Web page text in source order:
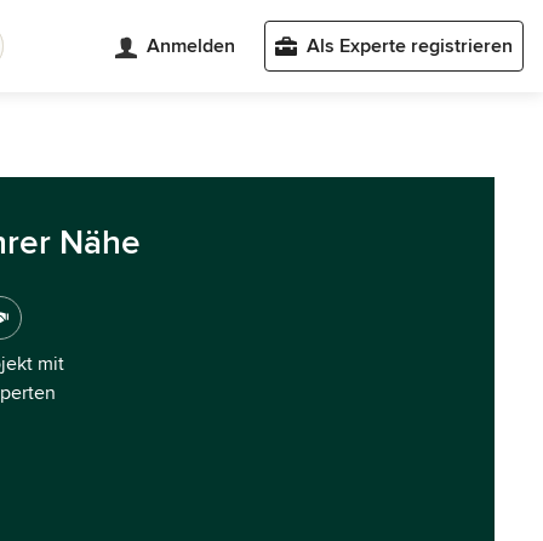
Anmelden Als Experte registrieren
Nähe
mit